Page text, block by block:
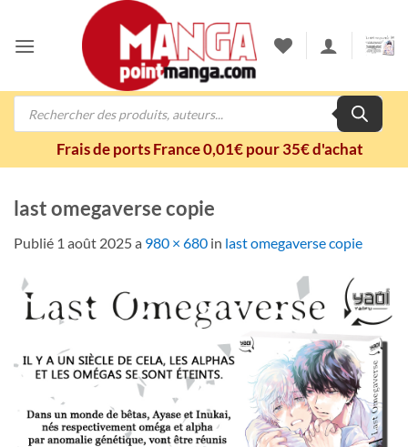
contenu
Recherche
Frais de ports France 0,01€ pour 35€ d'achat
last omegaverse copie
Publié 1 août 2025a 980 × 680 in last omegaverse copie